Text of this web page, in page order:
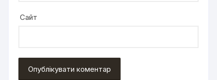
Сайт